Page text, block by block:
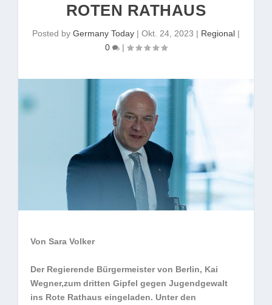
ROTEN RATHAUS
Posted by Germany Today | Okt. 24, 2023 | Regional |
0
|
Von Sara Volker
Der Regierende Bürgermeister von Berlin, Kai
Wegner,zum dritten Gipfel gegen Jugendgewalt
ins Rote Rathaus eingeladen. Unter den